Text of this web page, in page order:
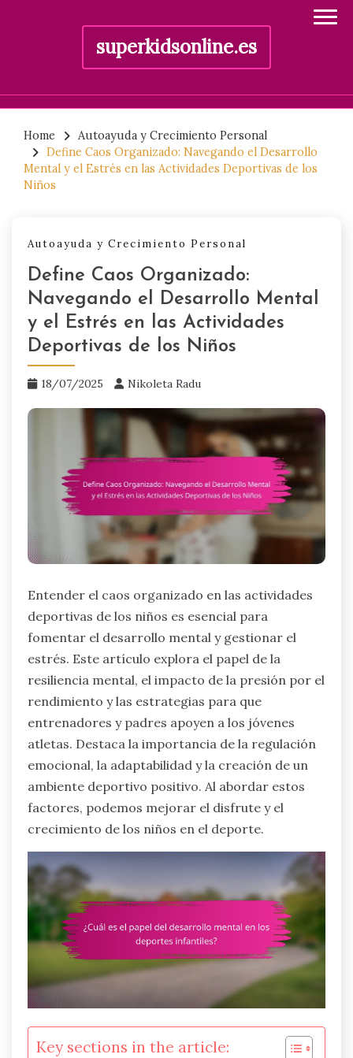
superkidsonline.es
content
Home
Autoayuda y Crecimiento Personal
Define Caos Organizado: Navegando el Desarrollo
Mental y el Estrés en las Actividades Deportivas de los
Niños
Autoayuda y Crecimiento Personal
Define Caos Organizado:
Navegando el Desarrollo Mental
y el Estrés en las Actividades
Deportivas de los Niños
18/07/2025 Nikoleta Radu
Entender el caos organizado en las actividades
deportivas de los niños es esencial para
fomentar el desarrollo mental y gestionar el
estrés. Este artículo explora el papel de la
resiliencia mental, el impacto de la presión por el
rendimiento y las estrategias para que
entrenadores y padres apoyen a los jóvenes
atletas. Destaca la importancia de la regulación
emocional, la adaptabilidad y la creación de un
ambiente deportivo positivo. Al abordar estos
factores, podemos mejorar el disfrute y el
crecimiento de los niños en el deporte.
Key sections in the article: